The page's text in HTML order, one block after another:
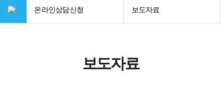
온라인상담신청 보도자료
보도자료